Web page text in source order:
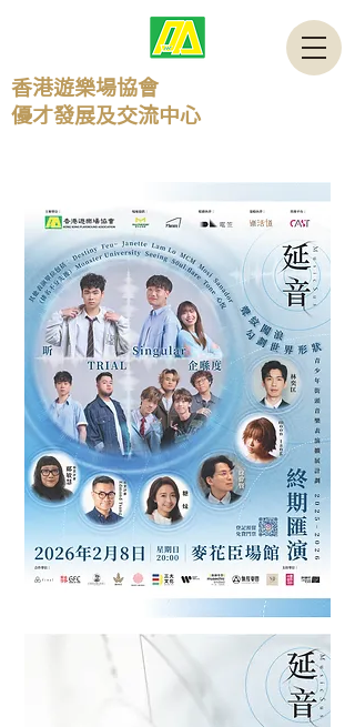
香港遊樂場協會
​優才發展及交流中心